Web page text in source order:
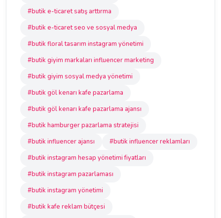
#butik e-ticaret satış arttırma
#butik e-ticaret seo ve sosyal medya
#butik floral tasarım instagram yönetimi
#butik giyim markaları influencer marketing
#butik giyim sosyal medya yönetimi
#butik göl kenarı kafe pazarlama
#butik göl kenarı kafe pazarlama ajansı
#butik hamburger pazarlama stratejisi
#butik influencer ajansı
#butik influencer reklamları
#butik instagram hesap yönetimi fiyatları
#butik instagram pazarlaması
#butik instagram yönetimi
#butik kafe reklam bütçesi